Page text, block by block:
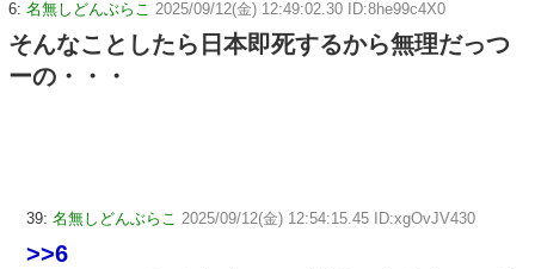
6: 名無しどんぶらこ 2025/09/12(金) 12:49:02.30 ID:8he99c4X0
そんなことしたら日本即死するから無理だっつ
ーの・・・
39: 名無しどんぶらこ 2025/09/12(金) 12:54:15.45 ID:xgOvJV430
>>6